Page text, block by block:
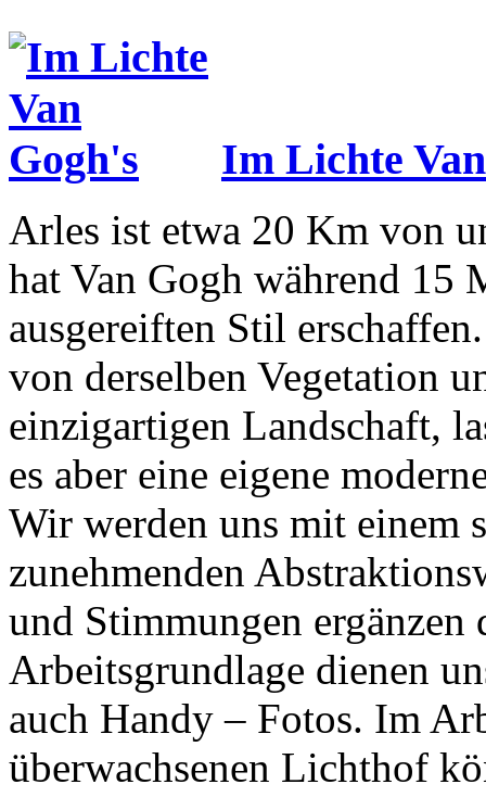
Im Lichte
Arles ist etwa 20 Km von
hat Van Gogh während 15
ausgereiften Stil
von derselben Vegetation
einzigartigen Landschaft,
es aber eine eigene
Wir werden uns mit einem
zunehmenden
und Stimmungen
Arbeitsgrundlage dienen
auch Handy – Fotos. Im
überwachsenen Lichthof